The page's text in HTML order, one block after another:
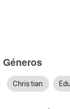
Géneros
Christian